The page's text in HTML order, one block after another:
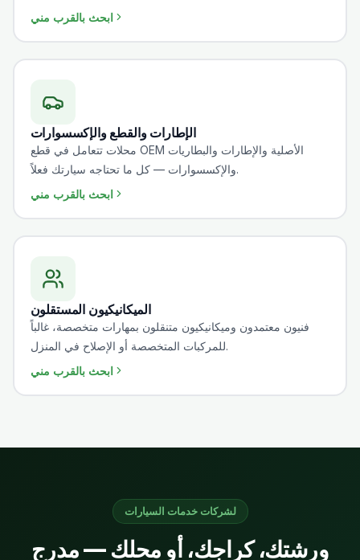
ابحث بالقرب مني
الإطارات والقطع والإكسسوارات
محلات تتعامل في قطع OEM الأصلية والإطارات والبطاريات
والإكسسوارات — كل ما تحتاجه سيارتك فعلاً.
ابحث بالقرب مني
الميكانيكيون المستقلون
فنيون معتمدون وميكانيكيون متنقلون بمهارات متخصصة، غالباً
للمركبات المتخصصة أو الإصلاح في المنزل.
ابحث بالقرب مني
لشركات خدمات السيارات
ورشتك، كراجك، أو محلك — مدرج